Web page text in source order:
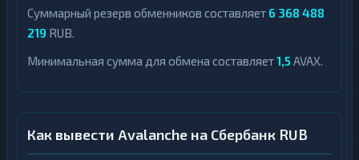
Суммарный резерв обменников составляет 6 368 488
219 RUB.
Минимальная сумма для обмена составляет1,5 AVAX.
Как вывести Avalanche на Сбербанк RUB